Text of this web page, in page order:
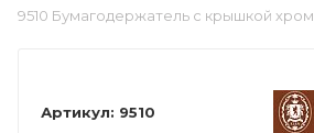
9510 Бумагодержатель с крышкой хром
Артикул: 9510